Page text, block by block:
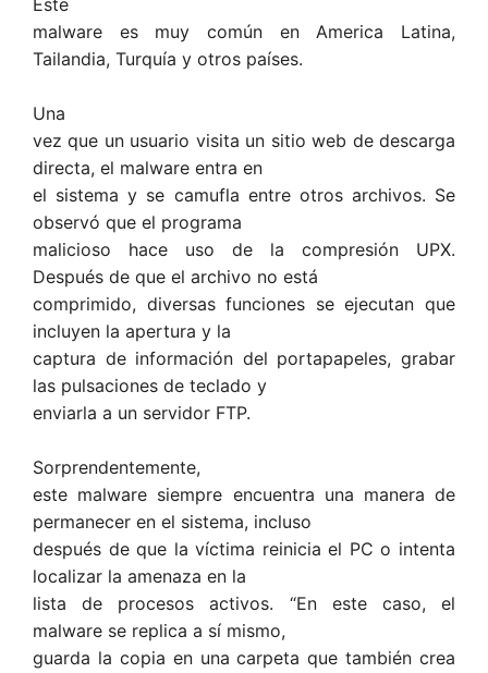
Este
malware es muy común en America Latina,
Tailandia, Turquía y otros países.
Una
vez que un usuario visita un sitio web de descarga
directa, el malware entra en
el sistema y se camufla entre otros archivos. Se
observó que el programa
malicioso hace uso de la compresión UPX.
Después de que el archivo no está
comprimido, diversas funciones se ejecutan que
incluyen la apertura y la
captura de información del portapapeles, grabar
las pulsaciones de teclado y
enviarla a un servidor FTP.
Sorprendentemente,
este malware siempre encuentra una manera de
permanecer en el sistema, incluso
después de que la víctima reinicia el PC o intenta
localizar la amenaza en la
lista de procesos activos. “En este caso, el
malware se replica a sí mismo,
guarda la copia en una carpeta que también crea